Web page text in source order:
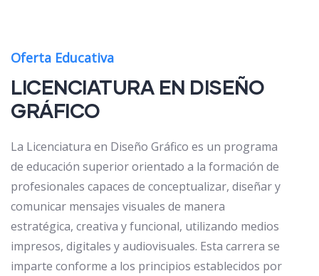
Oferta Educativa
LICENCIATURA EN DISEÑO
GRÁFICO
La Licenciatura en Diseño Gráfico es un programa
de educación superior orientado a la formación de
profesionales capaces de conceptualizar, diseñar y
comunicar mensajes visuales de manera
estratégica, creativa y funcional, utilizando medios
impresos, digitales y audiovisuales. Esta carrera se
imparte conforme a los principios establecidos por